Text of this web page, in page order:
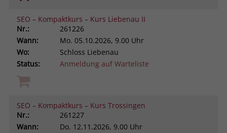
SEO – Kompaktkurs – Kurs Liebenau II
Nr.:
261226
Wann:
Mo. 05.10.2026, 9.00 Uhr
Wo:
Schloss Liebenau
Status:
Anmeldung auf Warteliste
SEO – Kompaktkurs – Kurs Trossingen
Nr.:
261227
Wann:
Do. 12.11.2026, 9.00 Uhr